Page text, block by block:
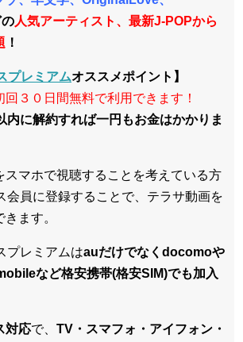
人気アーティスト、最新J-POPから
！
プレミアムオススメポイント】
３０日間無料で利用できます！
に解約すれば一円もお金はかかりま
マホで視聴することを考えている方
会員に登録することで、テラサ動画を
ます。
プレミアムはauだけでなくdocomoや
など格安携帯(格安SIM)でも加入
対応で、 TV・スマフォ・アイフォン・